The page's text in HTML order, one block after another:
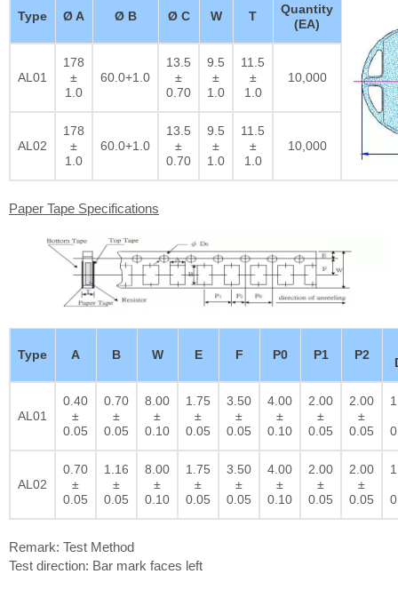
Type Ø A Ø B Ø C W T
Quantity
(EA)
AL01
178
±
1.0
60.0+1.0
13.5
±
0.70
9.5
±
1.0
11.5
±
1.0
10,000
AL02
178
±
1.0
60.0+1.0
13.5
±
0.70
9.5
±
1.0
11.5
±
1.0
10,000
Paper Tape Specifications
Type A B W E F P0 P1 P2
AL01
0.40
±
0.05
0.70
±
0.05
8.00
±
0.10
1.75
±
0.05
3.50
±
0.05
4.00
±
0.10
2.00
±
0.05
2.00
±
0.05
AL02
0.70
±
0.05
1.16
±
0.05
8.00
±
0.10
1.75
±
0.05
3.50
±
0.05
4.00
±
0.10
2.00
±
0.05
2.00
±
0.05
Remark: Test Method
Test direction: Bar mark faces left